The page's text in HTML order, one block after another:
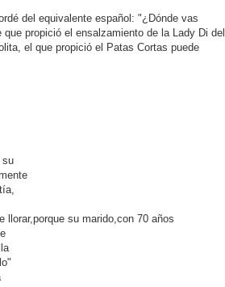
del equivalente español: "¿Dónde vas
propició el ensalzamiento de la Lady Di del
el que propició el Patas Cortas puede
su
llorar,porque su marido,con 70 años